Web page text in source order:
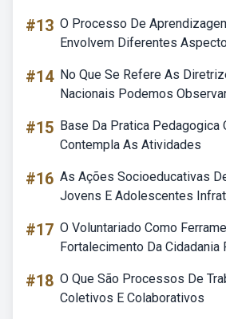
#13 O Processo De
Envolvem Diferentes
#14 No Que Se Refere As
Nacionais Podemos
#15 Base Da Pratica Pedagogica
Contempla As Atividades
#16 As Ações Socioeducativas
Jovens E Adolescentes
#17 O Voluntariado Como
Fortalecimento Da Cidadania
#18 O Que São Processos De
Coletivos E Colaborativos